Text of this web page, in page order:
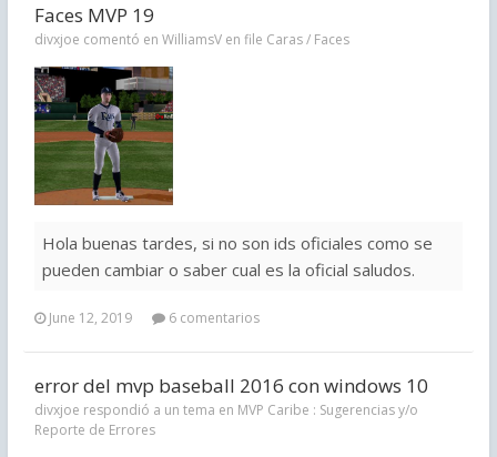
Faces MVP 19
divxjoe comentó en WilliamsV en file Caras / Faces
Hola buenas tardes, si no son ids oficiales como se
pueden cambiar o saber cual es la oficial saludos.
June 12, 2019 6 comentarios
error del mvp baseball 2016 con windows 10
divxjoe respondió a un tema en MVP Caribe : Sugerencias y/o
Reporte de Errores